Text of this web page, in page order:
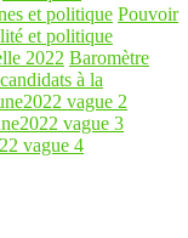
et politique Pouvoir
et politique
2022 Baromètre
à la
vague 2
vague 3
vague 4